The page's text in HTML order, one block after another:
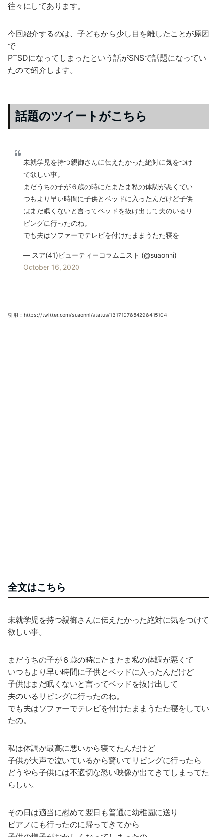
往々にしてあります。
今回紹介するのは、子どもから少し目を離したことが原因
で
PTSDになってしまったという話がSNSで話題になってい
たので紹介します。
話題のツイートがこちら
未就学児を持つ親御さんに伝えたかった絶対に気をつけ
て欲しい事。
まだうちの子が６歳の時にたまたま私の体調が悪くてい
つもより早い時間に子供とベッドに入ったんだけど子供
はまだ眠くないと言ってベッドを抜け出して夫のいるリ
ビングに行ったのね。
でも夫はソファーでテレビを付けたままうたた寝を
— スア(41)ビューティーコラムニスト (@suaonni)
October 16, 2020
引用：https://twitter.com/suaonni/status/1317107854298415104
全文はこちら
未就学児を持つ親御さんに伝えたかった絶対に気をつけて
欲しい事。
まだうちの子が６歳の時にたまたま私の体調が悪くて
いつもより早い時間に子供とベッドに入ったんだけど
子供はまだ眠くないと言ってベッドを抜け出して
夫のいるリビングに行ったのね。
でも夫はソファーでテレビを付けたままうたた寝をしてい
たの。
私は体調が最高に悪いから寝てたんだけど
子供が大声で泣いているから驚いてリビングに行ったら
どうやら子供には不適切な恐い映像が出てきてしまってた
らしい。
その日は適当に慰めて翌日も普通に幼稚園に送り
ピアノにも行ったのに帰ってきてから